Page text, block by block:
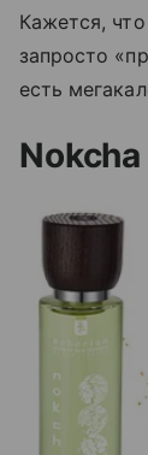
Кажется,
запросто
есть